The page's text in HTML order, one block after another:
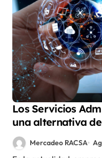
Los Servicios
una alternativa
tecnológica que
valor alMercadeo RACSA